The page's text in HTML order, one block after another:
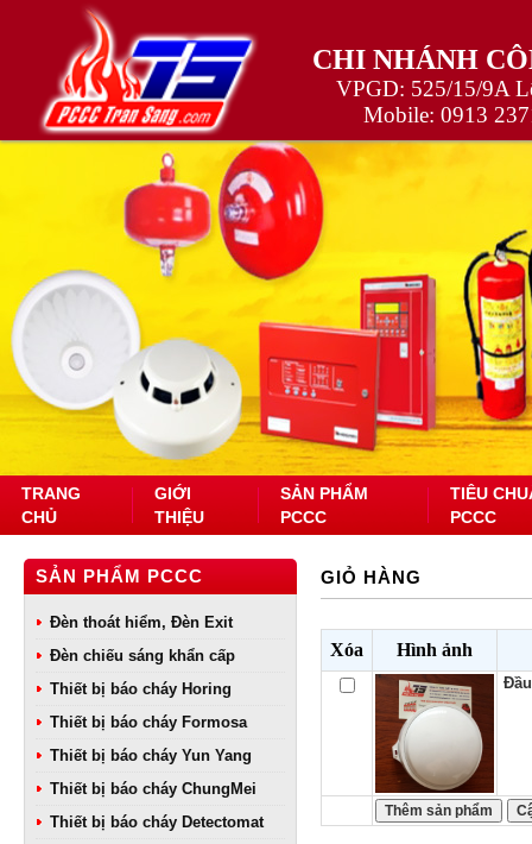
CHI NHÁNH
VPGD: 525/15/9A
Mobile: 0913
TRANG
CHỦ
GIỚI
THIỆU
SẢN PHẨM
PCCC
TIÊU
PCCC
SẢN PHẨM PCCC
Đèn thoát hiểm, Đèn Exit
Đèn chiếu sáng khẩn cấp
Thiết bị báo cháy Horing
Thiết bị báo cháy Formosa
Thiết bị báo cháy Yun Yang
Thiết bị báo cháy ChungMei
Thiết bị báo cháy Detectomat
GIỎ HÀNG
Xóa Hình ảnh